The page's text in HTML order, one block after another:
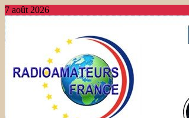
7 août 2026